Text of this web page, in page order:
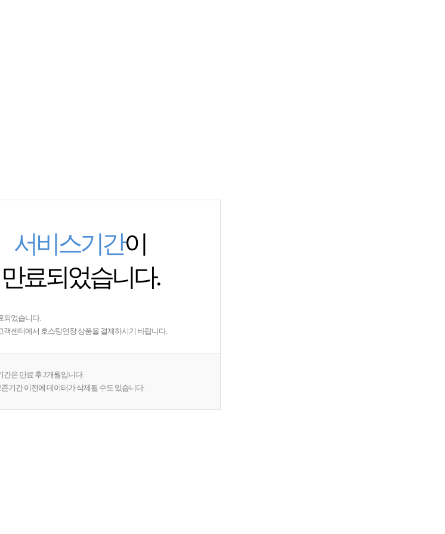
서비스기간이
만료되었습니다.
되었습니다.
객센터에서 호스팅연장 상품을 결제하시기 바랍니다.
은 만료 후 2개월입니다.
기간 이전에 데이터가 삭제될 수도 있습니다.